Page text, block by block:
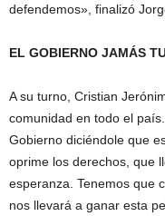
defendemos», finalizó
EL GOBIERNO JAMÁS
A su turno, Cristian
comunidad en todo el
Gobierno diciéndole que
oprime los derechos, que
esperanza. Tenemos que
nos llevará a ganar esta